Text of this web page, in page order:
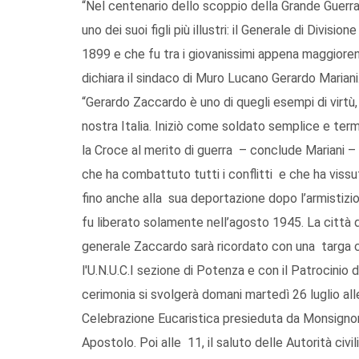
“Nel centenario dello scoppio della Grande
uno dei suoi figli più illustri: il Generale di
1899 e che fu tra i giovanissimi appena
dichiara il sindaco di Muro Lucano Gerardo
“Gerardo Zaccardo è uno di quegli esempi di
nostra Italia. Iniziò come soldato semplice e
la Croce al merito di guerra – conclude Mariani
che ha combattuto tutti i conflitti e che ha
fino anche alla sua deportazione dopo
fu liberato solamente nell’agosto 1945. La città
generale Zaccardo sarà ricordato con una targa
l'U.N.U.C.I sezione di Potenza e con il Patrocinio
cerimonia si svolgerà domani martedì 26 luglio
Celebrazione Eucaristica presieduta da
Apostolo. Poi alle 11, il saluto delle Autorità